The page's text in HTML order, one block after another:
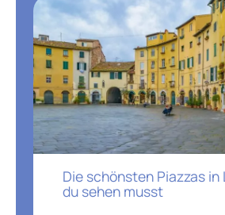
Die schönsten Piazzas in
du sehen musst